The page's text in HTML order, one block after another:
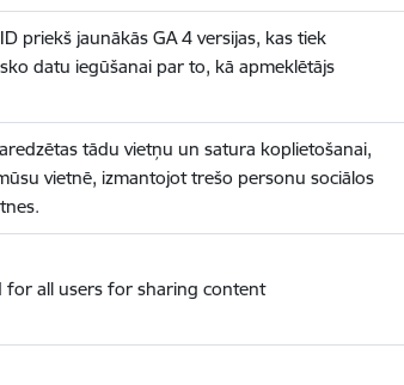
priekš jaunākās GA 4 versijas, kas tiek
datu iegūšanai par to, kā apmeklētājs
tādu vietņu un satura koplietošanai,
vietnē, izmantojot trešo personu sociālos
for all users for sharing content